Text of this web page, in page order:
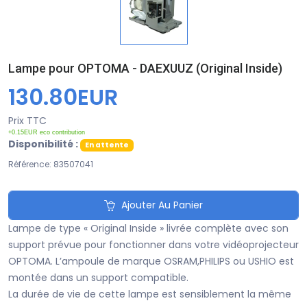
Lampe pour OPTOMA - DAEXUUZ (Original Inside)
130.80EUR
Prix TTC
+0.15EUR eco contribution
Disponibilité : En attente
Référence: 83507041
Ajouter Au Panier
Lampe de type « Original Inside » livrée complète avec son
support prévue pour fonctionner dans votre vidéoprojecteur
OPTOMA. L’ampoule de marque OSRAM,PHILIPS ou USHIO est
montée dans un support compatible.
La durée de vie de cette lampe est sensiblement la même